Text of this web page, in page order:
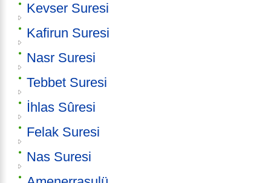
Kevser Suresi
Kafirun Suresi
Nasr Suresi
Tebbet Suresi
İhlas Sûresi
Felak Suresi
Nas Suresi